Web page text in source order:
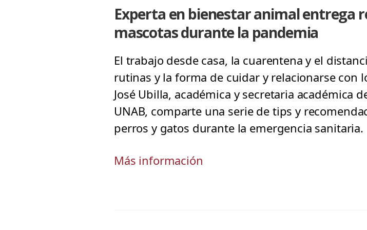
Experta en bienestar animal entrega
mascotas durante la pandemia
El trabajo desde casa, la cuarentena y el
rutinas y la forma de cuidar y relacionarse con
José Ubilla, académica y secretaria académica
UNAB, comparte una serie de tips y
perros y gatos durante la emergencia sanitaria.
Más información